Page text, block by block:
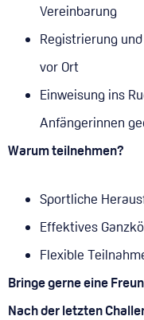
Vereinbarung
Registrierung
vor Ort
Einweisung ins
Anfängerinnen
Warum teilnehmen?
Sportliche
Effektives
Flexible
Bringe gerne eine
Nach der letzten